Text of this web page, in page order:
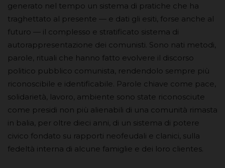
generato nel tempo un sistema di pratiche che ha
traghettato al presente — e dati gli esiti, forse anche al
futuro — il complesso e stratificato sistema di
autorappresentazione dei comunisti. Sono nati metodi,
parole, rituali che hanno fatto evolvere il discorso
politico pubblico comunista, rendendolo sempre più
riconoscibile e identificabile. Parole chiave come pace,
solidarietà, lavoro, ambiente sono state riconosciute
come presidi non più alienabili di una comunità rimasta
in balia, per oltre dieci anni, di un sistema di potere
civico fondato su rapporti neofeudali e clanici, sulla
fedeltà interna di alcune famiglie e dei loro clientes.